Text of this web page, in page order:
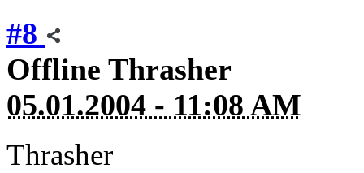
#8
Offline Thrasher
05.01.2004 - 11:08 AM
Thrasher